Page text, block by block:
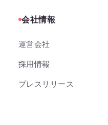
会社情報
運営会社
採用情報
プレスリリース